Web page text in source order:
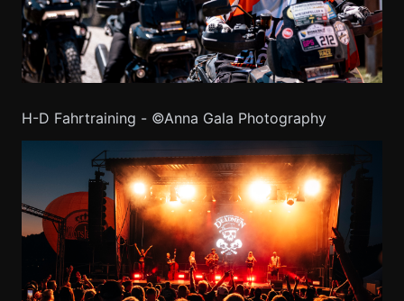
H-D Fahrtraining - ©Anna Gala Photography